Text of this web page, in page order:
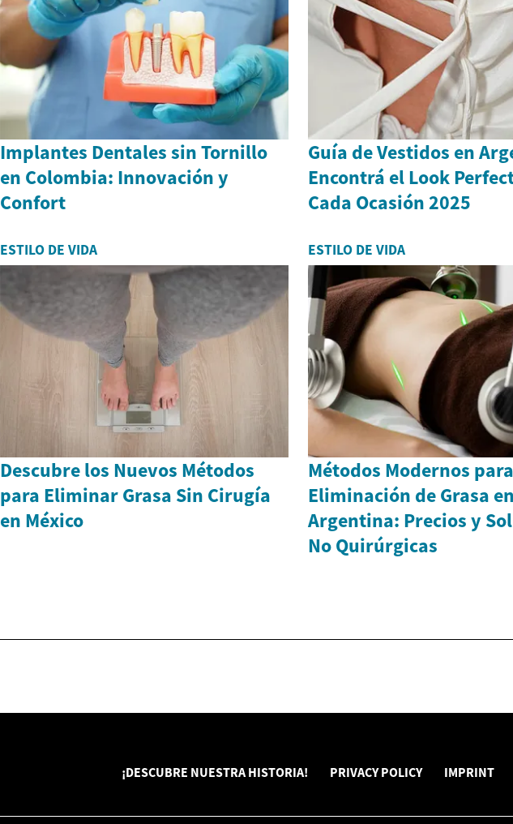
Implantes Dentales sin Tornillo
en Colombia: Innovación y
Confort
Guía de Vestidos en
Encontrá el Look
Cada Ocasión 2025
ESTILO DE VIDA
Descubre los Nuevos Métodos
para Eliminar Grasa Sin Cirugía
en México
ESTILO DE VIDA
Métodos Modernos
Eliminación de Grasa en
Argentina: Precios y
No Quirúrgicas
¡DESCUBRE NUESTRA HISTORIA! PRIVACY POLICY IMPRINT